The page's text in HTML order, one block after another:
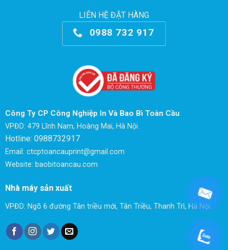
LIÊN HỆ ĐẶT HÀNG
0988 732 917
Công Ty CP Công Nghiệp In Và Bao Bì Toàn Cầu
VPĐD: 479 Lĩnh Nam, Hoàng Mai, Hà Nội.
Hotline: 0988732917
Email: ctcptoancauprint@gmail.com
Website: baobitoancau.com
Nhà máy sản xuất
VPĐD: Ngõ 6 đường Tân triều mới, Tân Triều, Thanh Trì, Hà Nội.